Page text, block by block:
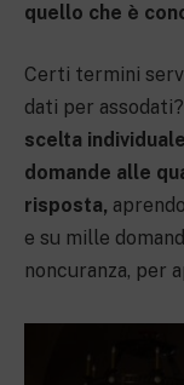
quello che è
Certi termini
dati per assodati?
scelta
domande alle
risposta,
e su mille
noncuranza, per